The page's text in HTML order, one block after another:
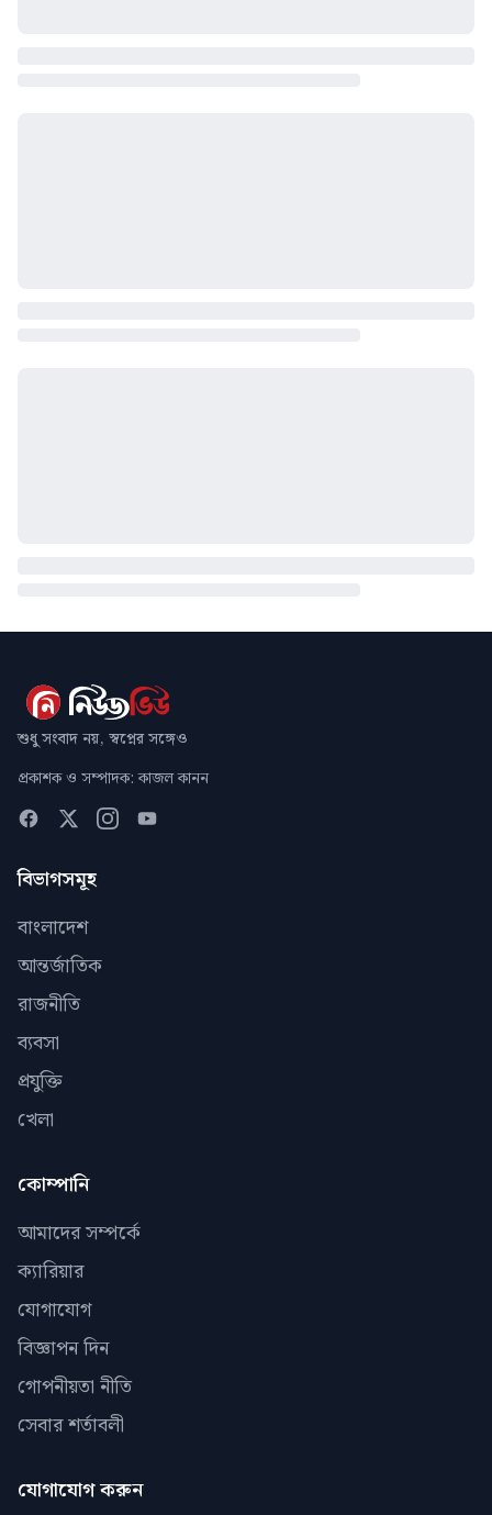
শুধু সংবাদ নয়, স্বপ্নের সঙ্গেও
প্রকাশক ও সম্পাদক: কাজল কানন
বিভাগসমূহ
বাংলাদেশ
আন্তর্জাতিক
রাজনীতি
ব্যবসা
প্রযুক্তি
খেলা
কোম্পানি
আমাদের সম্পর্কে
ক্যারিয়ার
যোগাযোগ
বিজ্ঞাপন দিন
গোপনীয়তা নীতি
সেবার শর্তাবলী
যোগাযোগ করুন